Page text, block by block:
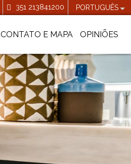
351 213841200 PORTUGUÊS
CONTATO E MAPA OPINIÕES